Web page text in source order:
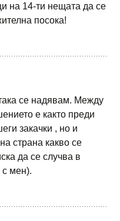
на 14-ти нещата да се
посока!
се надявам. Между
е както преди
закачки , но и
страна какво се
да се случва в
с мен).